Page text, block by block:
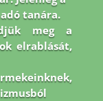
tanára.
meg a
elrablását,